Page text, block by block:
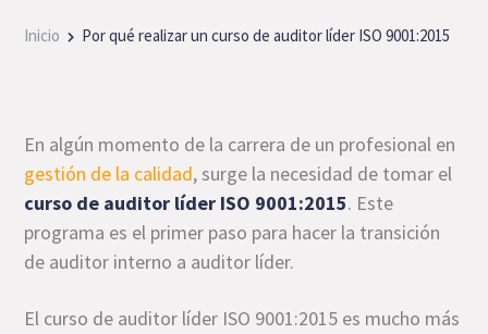
Inicio Por qué realizar un curso de auditor líder ISO 9001:2015
En algún momento de la carrera de un profesional en
gestión de la calidad, surge la necesidad de tomar el
curso de auditor líder ISO 9001:2015. Este
programa es el primer paso para hacer la transición
de auditor interno a auditor líder.
El curso de auditor líder ISO 9001:2015 es mucho más